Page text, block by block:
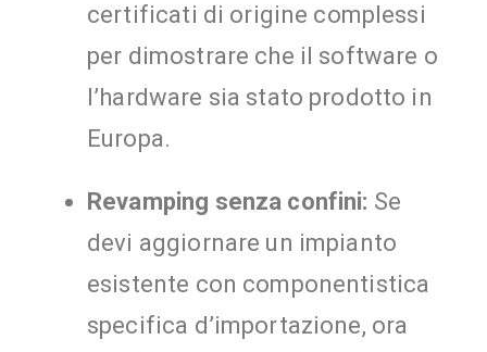
certificati di origine complessi
per dimostrare che il software o
l’hardware sia stato prodotto in
Europa.
Revamping senza confini: Se
devi aggiornare un impianto
esistente con componentistica
specifica d’importazione, ora